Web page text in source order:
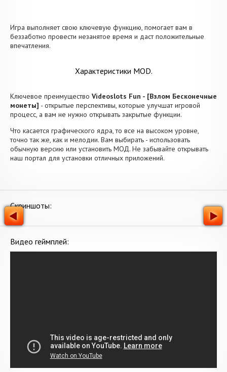
Игра выполняет свою ключевую функцию, помогает вам в
беззаботно провести незанятое время и даст положительные
впечатления.
Характеристики MOD.
Ключевое преимущество Videoslots Fun - [Взлом Бесконечные
монеты] - открытые перспективы, которые улучшат игровой
процесс, а вам не нужно открывать закрытые функции.
Что касается графического ядра, то все на высоком уровне,
точно так же, как и мелодии. Вам выбирать - использовать
обычную версию или установить МОД. Не забывайте открывать
наш портал для установки отличных приложений.
Скриншоты:
Видео геймплей: